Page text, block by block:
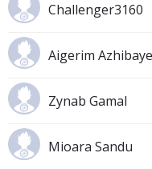
Challenger3160
Aigerim
Zynab Gamal
Mioara Sandu